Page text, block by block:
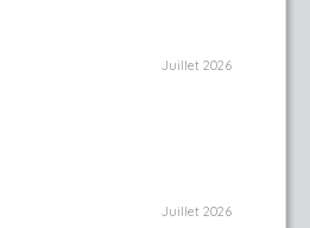
Juillet 2026
Juillet 2026